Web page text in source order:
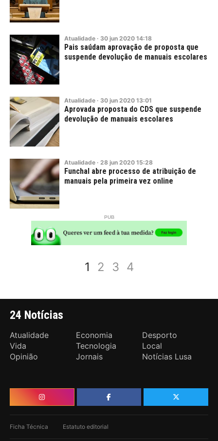
Atualidade · 30 jun 2020 14:18
Pais saúdam aprovação de proposta que
suspende devolução de manuais escolares
Atualidade · 30 jun 2020 13:01
Aprovada proposta do CDS que suspende
devolução de manuais escolares
Atualidade · 28 jun 2020 15:28
Funchal abre processo de atribuição de
manuais pela primeira vez online
1 2 3 4
24 Notícias
Atualidade Economia
Desporto
Vida
Tecnologia
Local
Opinião
Jornais Notícias Lusa
Ficha Técnica Estatuto editorial